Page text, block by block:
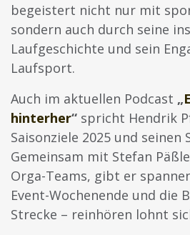
begeistert nicht nur mit
sondern auch durch seine
Laufgeschichte und sein
Laufsport.
Auch im aktuellen Podcast „
hinterher“ spricht Hendrik
Saisonziele 2025 und seinen
Gemeinsam mit Stefan
Orga-Teams, gibt er
Event-Wochenende und die
Strecke – reinhören lohnt